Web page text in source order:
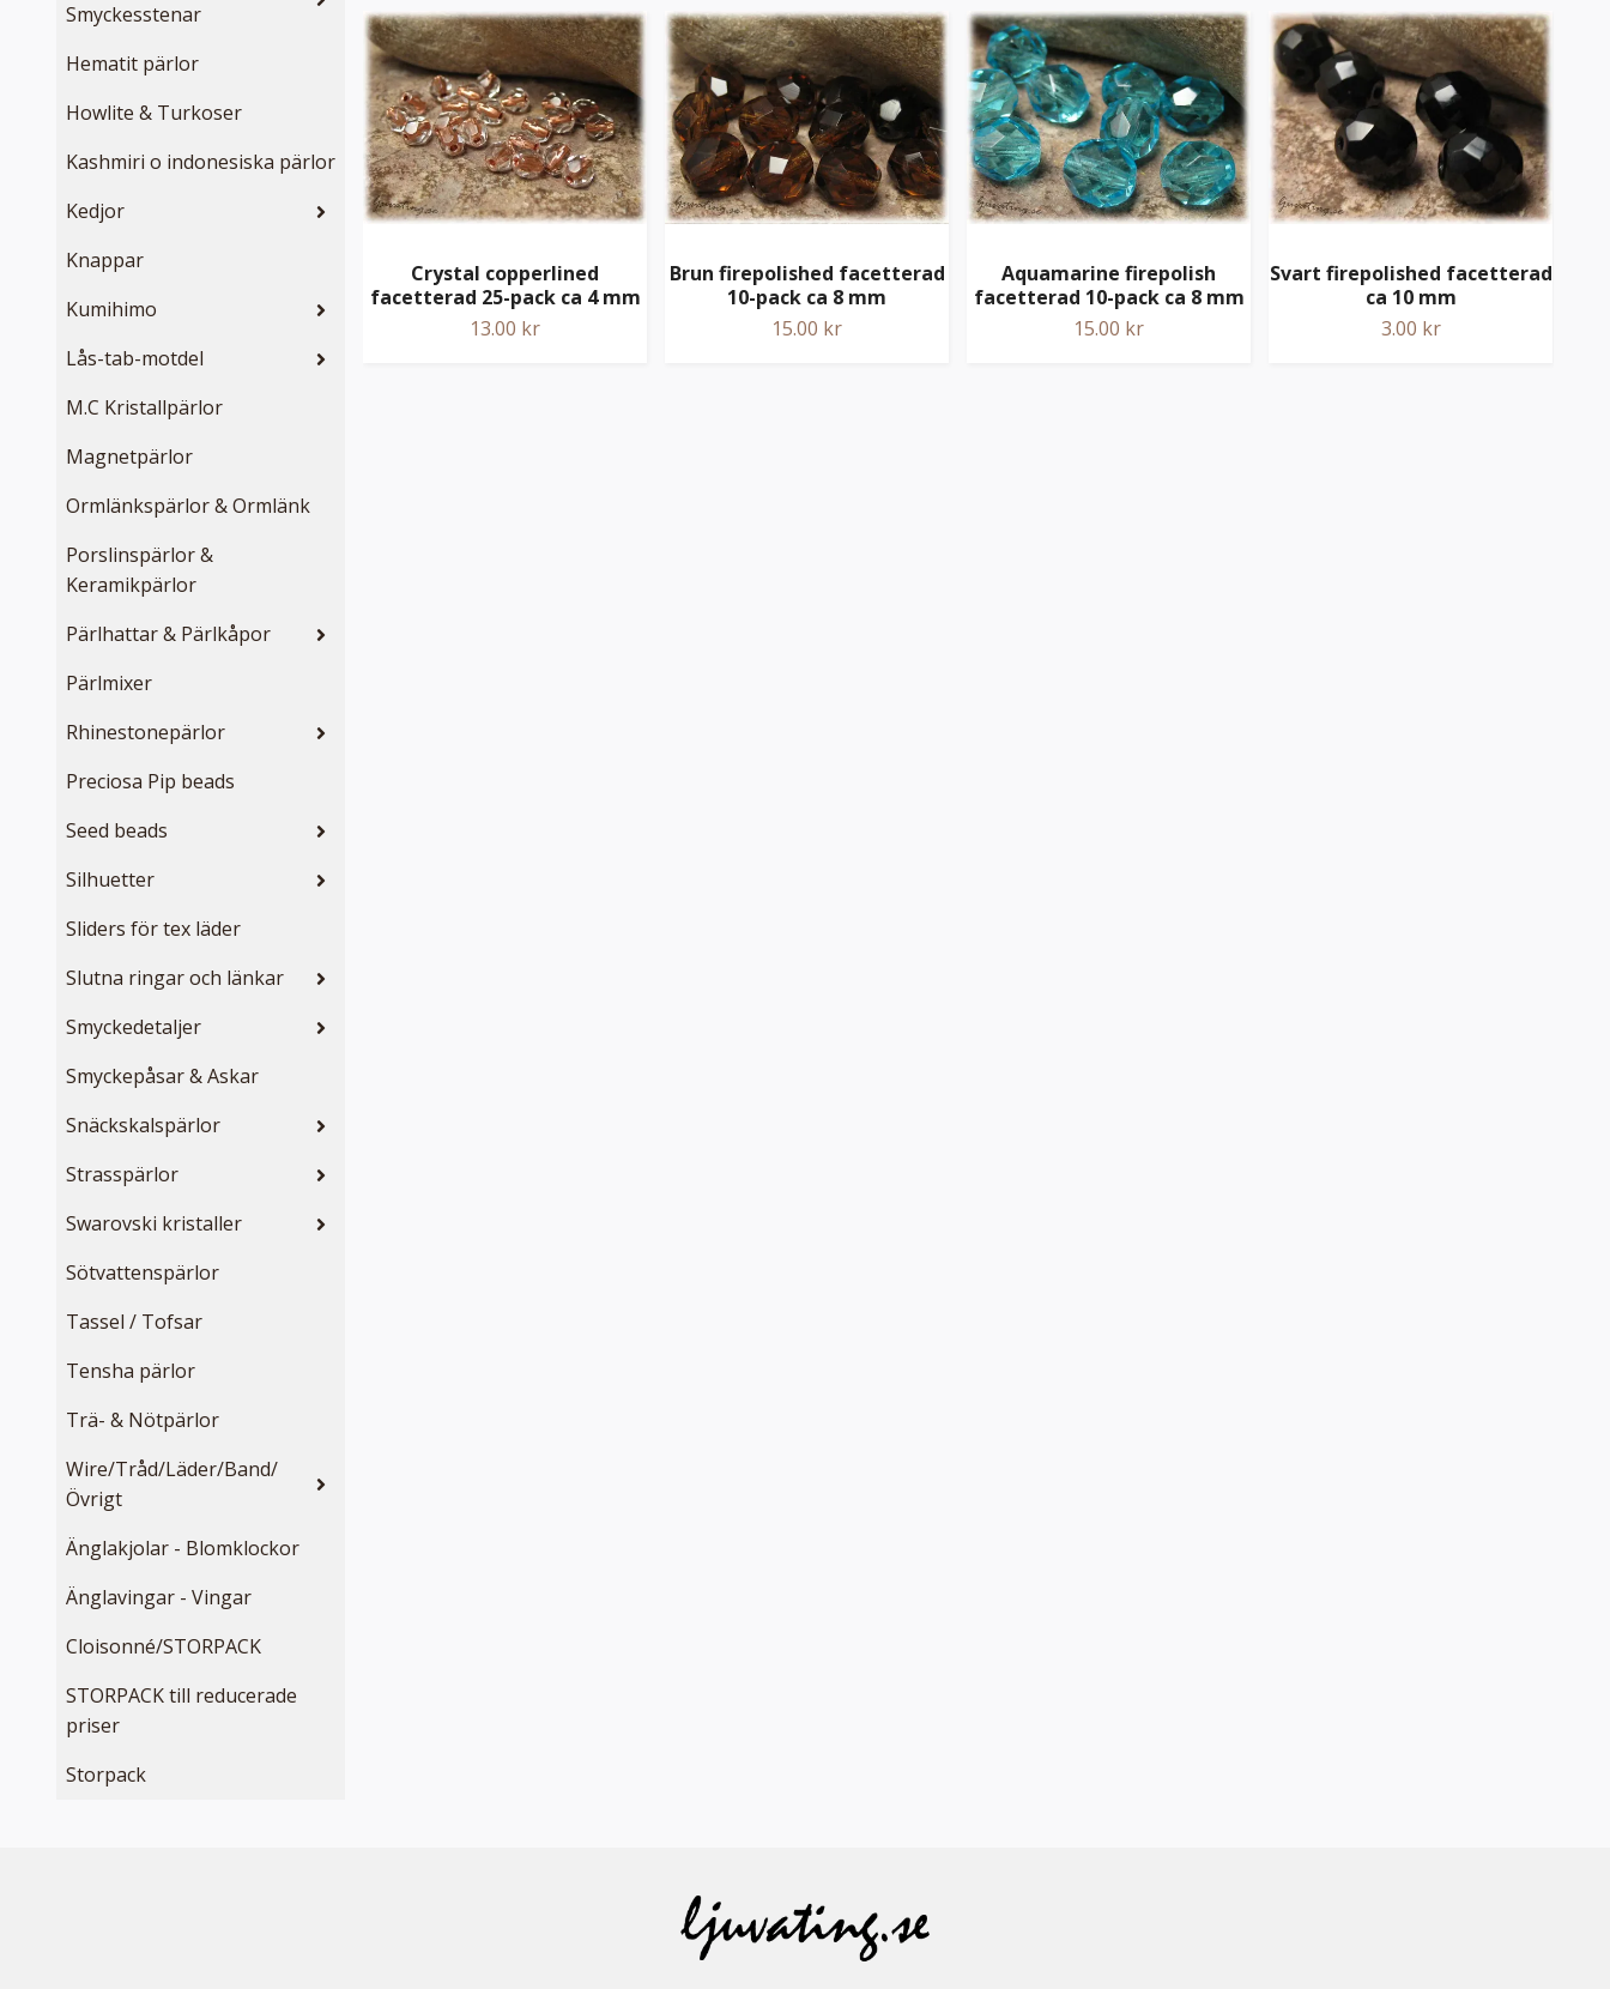
Smyckesstenar
Hematit pärlor
Howlite & Turkoser
Kashmiri o indonesiska pärlor
Kedjor
Knappar
Kumihimo
Lås-tab-motdel
M.C Kristallpärlor
Magnetpärlor
Ormlänkspärlor & Ormlänk
Porslinspärlor &
Keramikpärlor
Pärlhattar & Pärlkåpor
Pärlmixer
Rhinestonepärlor
Preciosa Pip beads
Seed beads
Silhuetter
Sliders för tex läder
Slutna ringar och länkar
Smyckedetaljer
Smyckepåsar & Askar
Snäckskalspärlor
Strasspärlor
Swarovski kristaller
Sötvattenspärlor
Tassel / Tofsar
Tensha pärlor
Trä- & Nötpärlor
Wire/Tråd/Läder/Band/
Övrigt
Änglakjolar - Blomklockor
Änglavingar - Vingar
Cloisonné/STORPACK
STORPACK till reducerade
priser
Storpack
Crystal copperlined
facetterad 25-pack ca 4 mm
13.00 kr
Brun firepolished facetterad
10-pack ca 8 mm
15.00 kr
Aquamarine firepolish
facetterad 10-pack ca 8 mm
15.00 kr
Svart firepolished facetterad
ca 10 mm
3.00 kr